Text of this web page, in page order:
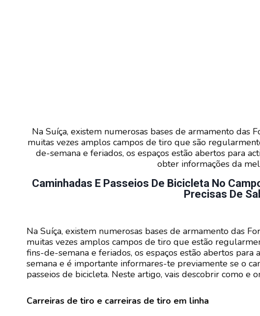
Caminhadas E Passeios De Bicicleta No
Precisas De
Na Suíça, existem numerosas bases de armamento das
muitas vezes amplos campos de tiro que são
de-semana e feriados, os espaços estão abertos para
obter informações da
Na Suíça, existem numerosas bases de armamento das
muitas vezes amplos campos de tiro que estão
fins-de-semana e feriados, os espaços estão abertos
semana e é importante informares-te previamente se o
passeios de bicicleta. Neste artigo, vais descobrir como e
Carreiras de tiro e carreiras de tiro em linha